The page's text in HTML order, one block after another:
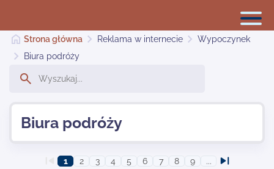
Strona główna Reklama w internecie
Wypoczynek
Biura podróży
Biura podróży
1 2 3 4 5 6 7 8 9 ...